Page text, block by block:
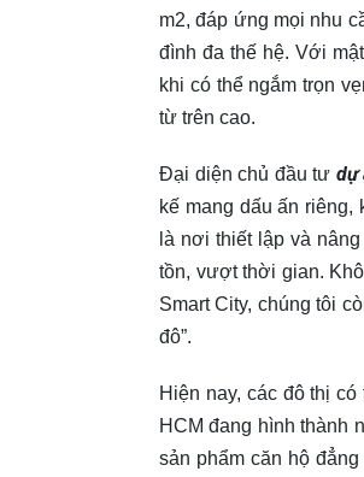
m2, đáp ứng mọi nhu
đình đa thế hệ. Với
khi có thể ngắm trọn
từ trên cao.
Đại diện chủ đầu tư dự
kế mang dấu ấn
là nơi thiết lập và
tồn, vượt thời gian.
Smart City, chúng tôi
đô”.
Hiện nay, các đô thị
HCM đang hình thành
sản phẩm căn hộ